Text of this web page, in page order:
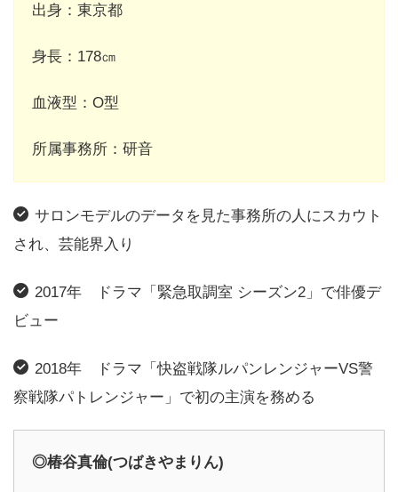
出身：東京都
身長：178㎝
血液型：O型
所属事務所：研音
サロンモデルのデータを見た事務所の人にスカウト
され、芸能界入り
2017年 ドラマ「緊急取調室 シーズン2」で俳優デ
ビュー
2018年 ドラマ「快盗戦隊ルパンレンジャーVS警
察戦隊パトレンジャー」で初の主演を務める
◎椿谷真倫(つばきやまりん)